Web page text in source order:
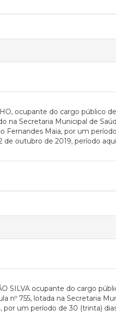
ocupante do cargo público de
na Secretaria Municipal de
Fernandes Maia, por um
outubro de 2019, período
SILVA ocupante do cargo
nº 755, lotada na Secretaria
por um período de 30 (trinta)